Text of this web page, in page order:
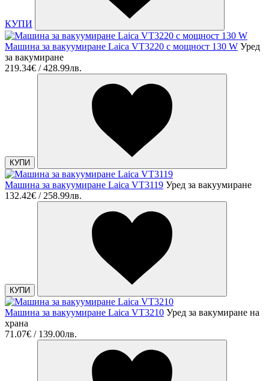
КУПИ
Машина за вакуумиране Laica VT3220 с мощност 130 W Уред
за вакумиране
219.34€ / 428.99лв.
КУПИ
Машина за вакуумиране Laica VT3119 Уред за вакуумиране
132.42€ / 258.99лв.
КУПИ
Машина за вакуумиране Laica VT3210 Уред за вакумиране на
храна
71.07€ / 139.00лв.